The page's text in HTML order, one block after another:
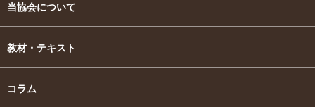
当協会について
教材・テキスト
コラム